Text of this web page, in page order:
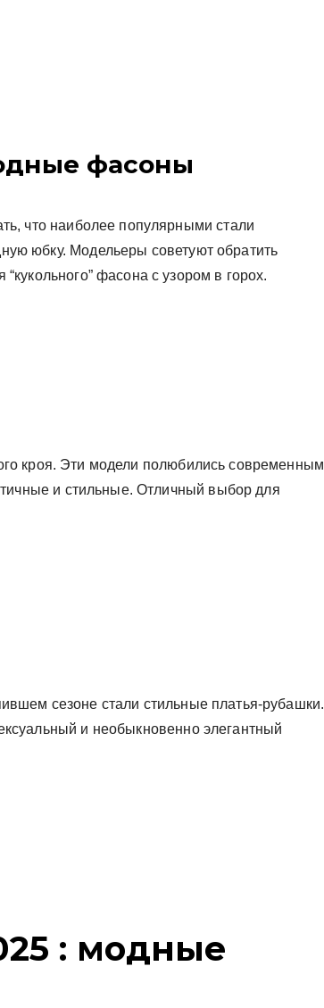
фасоны
что наиболее популярными стали
юбку. Модельеры советуют обратить
фасона с узором в горох.
кроя. Эти модели полюбились современным
и стильные. Отличный выбор для
сезоне стали стильные платья-рубашки.
и необыкновенно элегантный
: модные